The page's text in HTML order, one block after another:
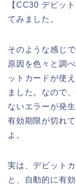
【CC30 デビッ
てみました。
そのような感じ
原因を色々と調
ットカードが使
ました。なので
ないエラーが発
有効期限が切れ
よ。
実は、デビット
と、自動的に有